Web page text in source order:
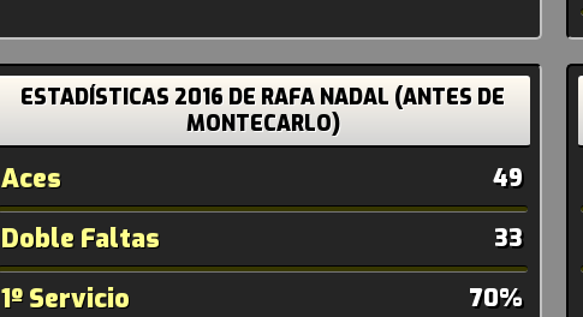
ESTADÍSTICAS 2016 DE RAFA NADAL (ANTES DE
MONTECARLO)
Aces 49
Doble Faltas 33
1º Servicio 70%